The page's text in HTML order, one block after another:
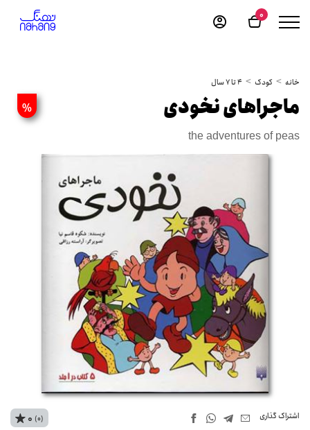
0
خانه کودک 4 تا 7 سال
% ماجراهای نخودی
the adventures of peas
اشتراک‌ گذاری 0 (0)